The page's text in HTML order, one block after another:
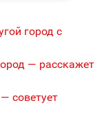
город c
— расскажет
советует